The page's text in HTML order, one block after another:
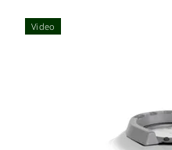
Video